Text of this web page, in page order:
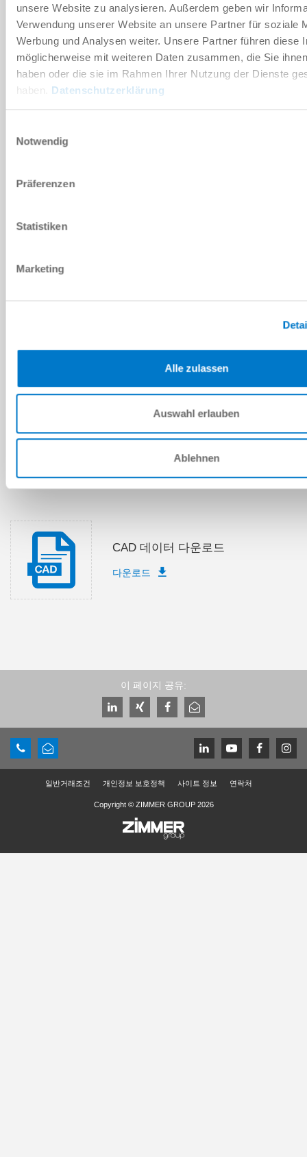
unsere Website zu analysieren. Außerdem geben wir
Verwendung unserer Website an unsere Partner für soziale
Werbung und Analysen weiter. Unsere Partner führen diese
möglicherweise mit weiteren Daten zusammen, die Sie
haben oder die sie im Rahmen Ihrer Nutzung der Dienste
haben. Datenschutzerklärung
Notwendig
Präferenzen
Statistiken
Marketing
Alle zulassen
Auswahl erlauben
Ablehnen
개별화
장점 세부 정보
다운로드
설치 및 작동 지침
CAD 데이터 다운로드
다운로드
이 페이지 공유:
일반거래조건 개인정보 보호정책 사이트 정보 연락처
Copyright © ZIMMER GROUP 2026